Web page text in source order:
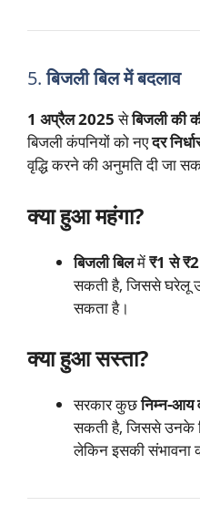
5.बिजली बिल में बदलाव
1 अप्रैल 2025सेबिजली की
बिजली कंपनियों को नएदर
वृद्धि करने की अनुमति दी जा
क्या हुआ महंगा?
बिजली बिलमें₹1 से ₹2
सकती है, जिससे घरेलू
सकता है।
क्या हुआ सस्ता?
सरकार कुछनिम्न-आय
सकती है, जिससे उनके
लेकिन इसकी संभावना